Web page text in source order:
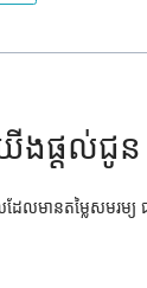
ងផ្តល់ជូន
ដែលមានតម្លៃសមរម្